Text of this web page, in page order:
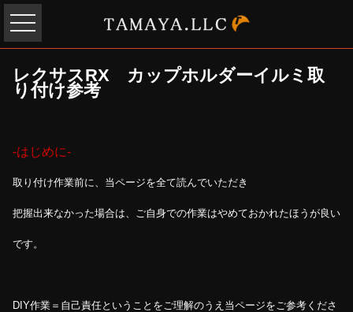
レクサスRX カップホルダーイルミ取
り付け参考
-はじめに-
取り付け作業前に、当ページを全て読んでいただき
把握出来なかった場合は、ご自身での作業はやめておかれたほうが良い
です。
DIY作業＝自己責任ということをご理解のうえ当ページをご参考くださ